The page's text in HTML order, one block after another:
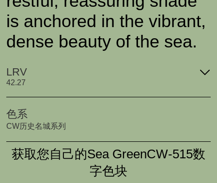
is anchored in the vibrant,
dense beauty of the sea.
LRV
42.27
色系
CW历史名城系列
获取您自己的Sea GreenCW-515数
字色块